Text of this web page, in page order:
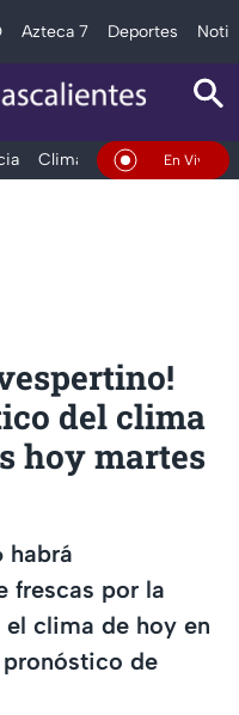
Azteca 7 Deportes
Clima DeportesEn Vivo
del clima
hoy martes
habrá
frescas por la
clima de hoy en
de